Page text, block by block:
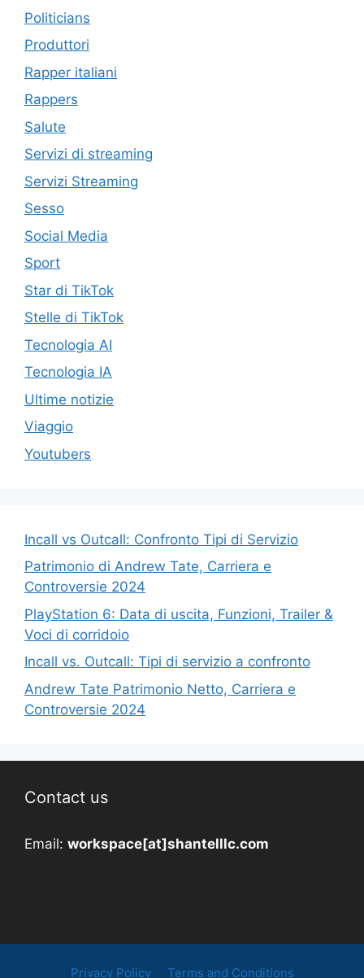
Politicians
Produttori
Rapper italiani
Rappers
Salute
Servizi di streaming
Servizi Streaming
Sesso
Social Media
Sport
Star di TikTok
Stelle di TikTok
Tecnologia AI
Tecnologia IA
Ultime notizie
Viaggio
Youtubers
Incall vs Outcall: Confronto Tipi di Servizio
Patrimonio di Andrew Tate, Carriera e
Controversie 2024
PlayStation 6: Data di uscita, Funzioni, Trailer &
Voci di corridoio
Incall vs. Outcall: Tipi di servizio a confronto
Andrew Tate Patrimonio Netto, Carriera e
Controversie 2024
Contact us
Email: workspace[at]shantelllc.com
Privacy Policy Terms and Conditions